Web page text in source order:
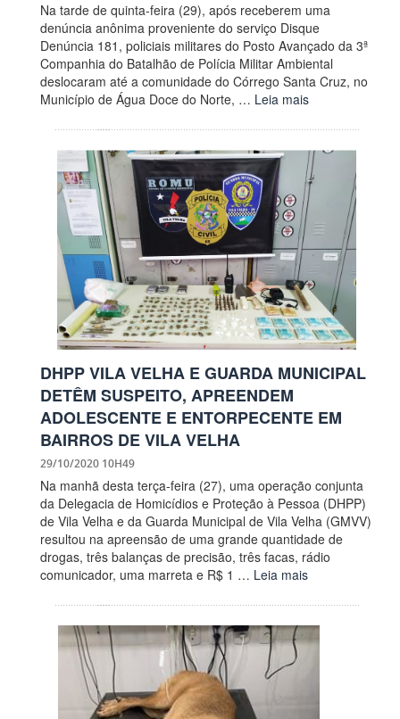
Na tarde de quinta-feira (29), após receberem uma
denúncia anônima proveniente do serviço Disque
Denúncia 181, policiais militares do Posto Avançado da 3ª
Companhia do Batalhão de Polícia Militar Ambiental
deslocaram até a comunidade do Córrego Santa Cruz, no
Município de Água Doce do Norte, … Leia mais
DHPP VILA VELHA E GUARDA MUNICIPAL
DETÊM SUSPEITO, APREENDEM
ADOLESCENTE E ENTORPECENTE EM
BAIRROS DE VILA VELHA
29/10/2020 10H49
Na manhã desta terça-feira (27), uma operação conjunta
da Delegacia de Homicídios e Proteção à Pessoa (DHPP)
de Vila Velha e da Guarda Municipal de Vila Velha (GMVV)
resultou na apreensão de uma grande quantidade de
drogas, três balanças de precisão, três facas, rádio
comunicador, uma marreta e R$ 1 … Leia mais